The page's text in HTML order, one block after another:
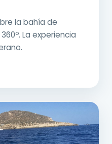
la bahía de
La experiencia